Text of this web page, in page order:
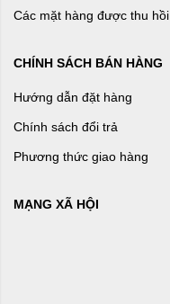
Các mặt hàng được thu hồi
CHÍNH SÁCH BÁN HÀNG
Hướng dẫn đặt hàng
Chính sách đổi trả
Phương thức giao hàng
MẠNG XÃ HỘI